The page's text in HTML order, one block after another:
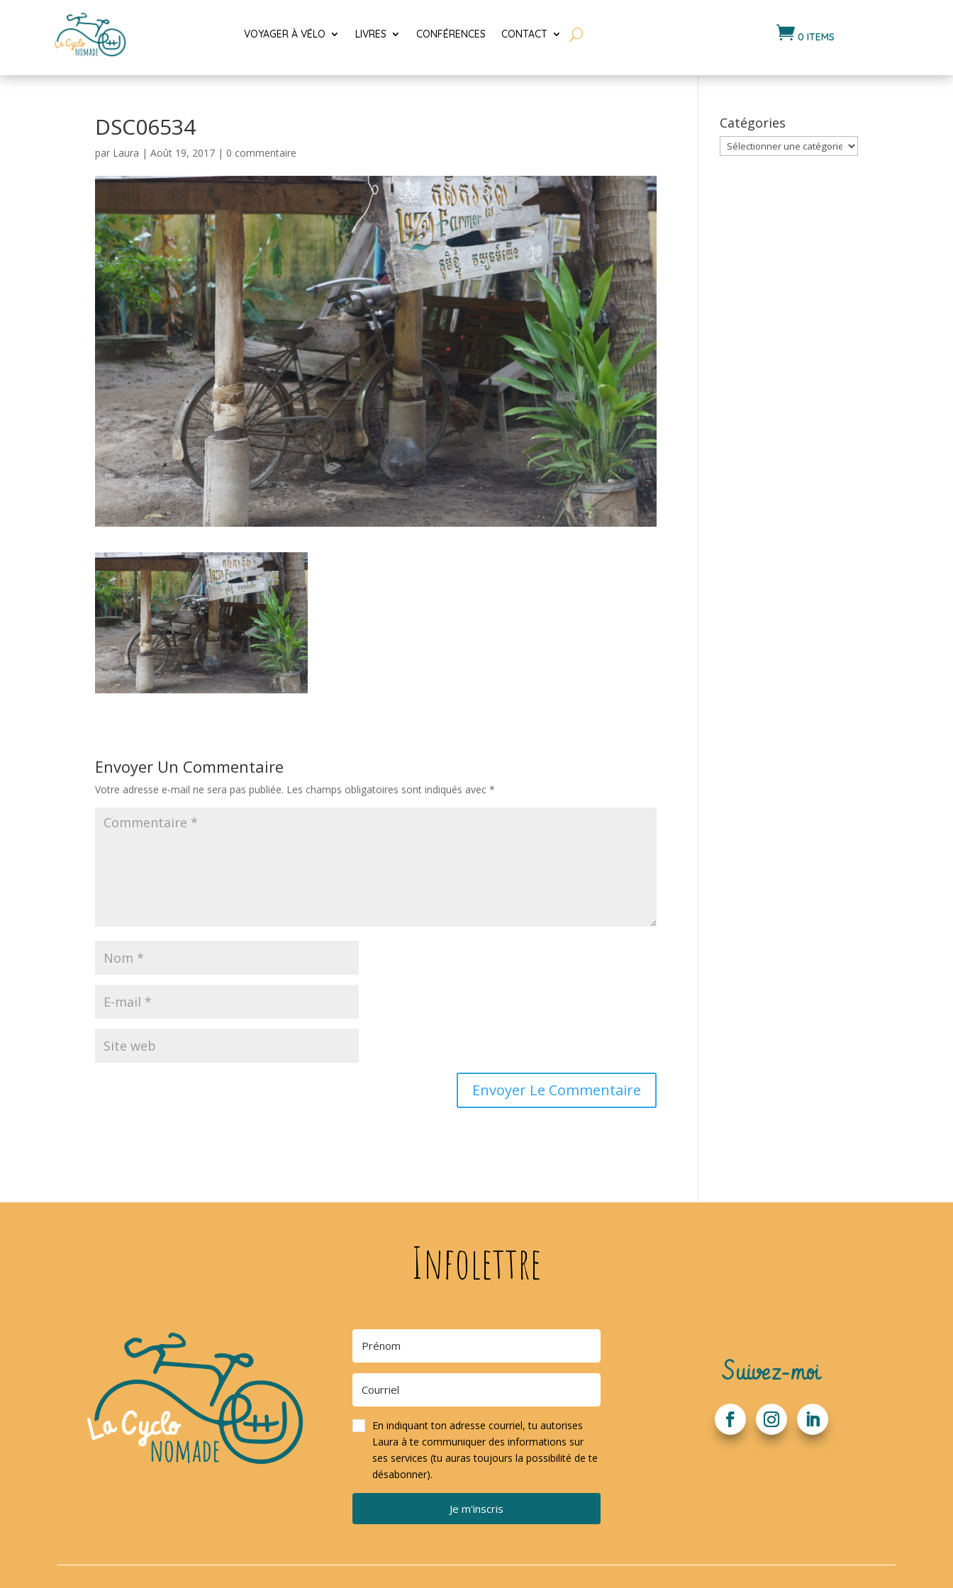
VOYAGER À VÉLO LIVRES CONFÉRENCES CONTACT  0 ITEMS
DSC06534
par Laura |Août 19, 2017 | 0 commentaire
Envoyer Un Commentaire
Votre adresse e-mail ne sera pas publiée. Les champs obligatoires sont indiqués avec*
Catégories
Catégories
Infolettre
En indiquant ton adresse courriel, tu autorises
Laura à te communiquer des informations sur
ses services (tu auras toujours la possibilité de te
désabonner).
Je m'inscris
Suivez-moi